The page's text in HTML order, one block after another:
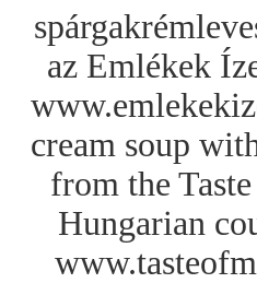
az Emlékek
cream soup
from the
Hungarian